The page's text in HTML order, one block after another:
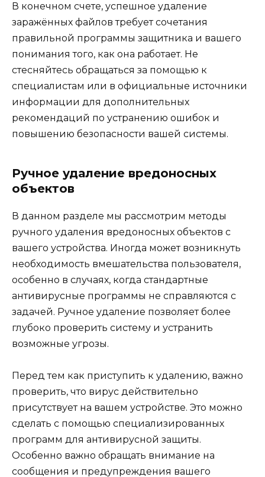
В конечном счете, успешное удаление
заражённых файлов требует сочетания
правильной программы защитника и вашего
понимания того, как она работает. Не
стесняйтесь обращаться за помощью к
специалистам или в официальные источники
информации для дополнительных
рекомендаций по устранению ошибок и
повышению безопасности вашей системы.
Ручное удаление вредоносных
объектов
В данном разделе мы рассмотрим методы
ручного удаления вредоносных объектов с
вашего устройства. Иногда может возникнуть
необходимость вмешательства пользователя,
особенно в случаях, когда стандартные
антивирусные программы не справляются с
задачей. Ручное удаление позволяет более
глубоко проверить систему и устранить
возможные угрозы.
Перед тем как приступить к удалению, важно
проверить, что вирус действительно
присутствует на вашем устройстве. Это можно
сделать с помощью специализированных
программ для антивирусной защиты.
Особенно важно обращать внимание на
сообщения и предупреждения вашего